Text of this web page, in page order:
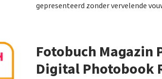
gepresenteerd zonder vervelende
Fotobuch Magazin
Digital Photobook